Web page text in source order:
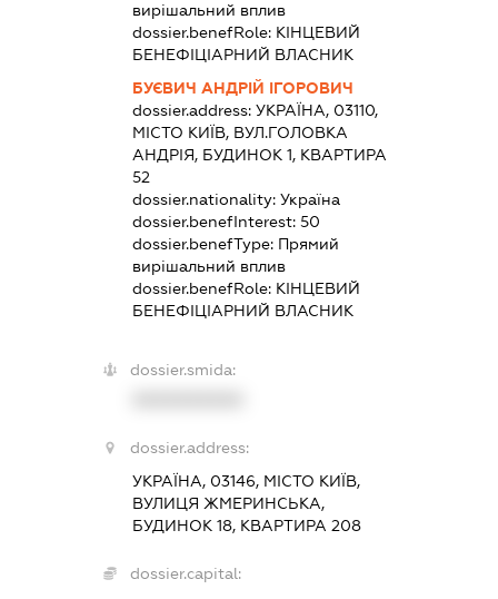
вирішальний вплив
dossier.benefRole: КІНЦЕВИЙ
БЕНЕФІЦІАРНИЙ ВЛАСНИК
БУЄВИЧ АНДРІЙ ІГОРОВИЧ
dossier.address:УКРАЇНА, 03110,
МІСТО КИЇВ, ВУЛ.ГОЛОВКА
АНДРІЯ, БУДИНОК 1, КВАРТИРА
52
dossier.nationality:Україна
dossier.benefInterest:50
dossier.benefType: Прямий
вирішальний вплив
dossier.benefRole: КІНЦЕВИЙ
БЕНЕФІЦІАРНИЙ ВЛАСНИК
dossier.smida:
dossier.address:
УКРАЇНА, 03146, МІСТО КИЇВ,
ВУЛИЦЯ ЖМЕРИНСЬКА,
БУДИНОК 18, КВАРТИРА 208
dossier.capital: